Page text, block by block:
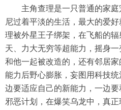
主角查理是一只普通的家庭
尼过着平淡的生活，最大的爱
理被外星王子绑架，在飞船的
天、力大无穷等超能力，摇身
和他一起被改造的，还有邻居
能力后野心膨胀，妄图用科技
边要适应自己的新能力，一边
邪恶计划，在爆笑乌龙中，真